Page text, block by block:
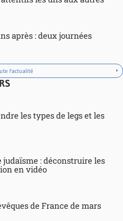
après : deux journées
l'actualité
les types de legs et les
judaïsme : déconstruire les
en vidéo
de France de mars